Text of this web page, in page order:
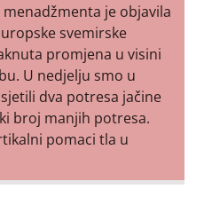
je objavila
svemirske
promjena u visini
U nedjelju smo u
dva potresa jačine
broj manjih potresa.
pomaci tla u